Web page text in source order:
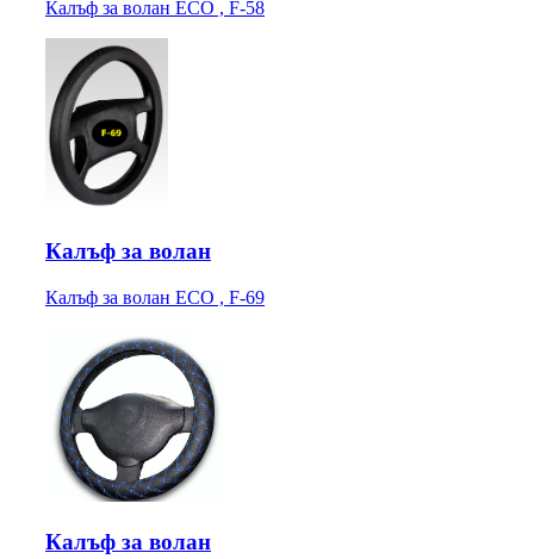
Калъф за волан ECO , F-58
Калъф за волан
Калъф за волан ECO , F-69
Калъф за волан